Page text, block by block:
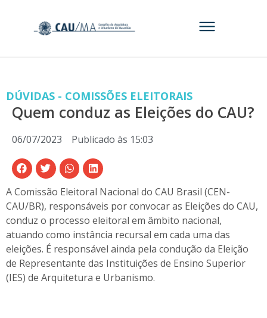
DÚVIDAS - COMISSÕES ELEITORAIS
Quem conduz as Eleições do CAU?
06/07/2023 Publicado às 15:03
A Comissão Eleitoral Nacional do CAU Brasil (CEN-
CAU/BR), responsáveis por convocar as Eleições do CAU,
conduz o processo eleitoral em âmbito nacional,
atuando como instância recursal em cada uma das
eleições. É responsável ainda pela condução da Eleição
de Representante das Instituições de Ensino Superior
(IES) de Arquitetura e Urbanismo.